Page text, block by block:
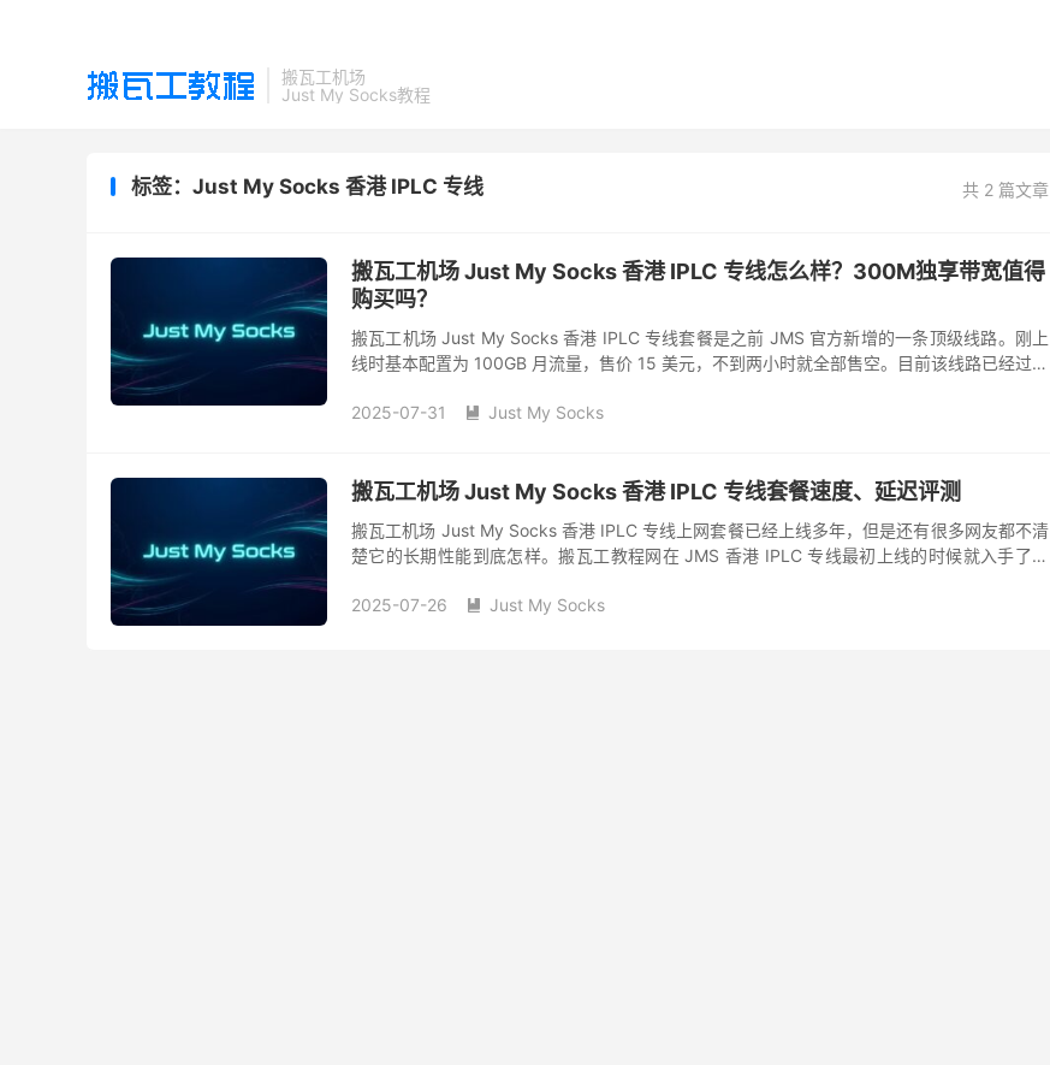
搬瓦工机场
Just My Socks教程
共 2 篇文章
标签：Just My Socks 香港 IPLC 专线
搬瓦工机场 Just My Socks 香港 IPLC 专线怎么样？300M独享带宽值得
购买吗？
搬瓦工机场 Just My Socks 香港 IPLC 专线套餐是之前 JMS 官方新增的一条顶级线路。刚上
线时基本配置为 100GB 月流量，售价 15 美元，不到两小时就全部售空。目前该线路已经过多
2025-07-31
 Just My Socks
搬瓦工机场 Just My Socks 香港 IPLC 专线套餐速度、延迟评测
搬瓦工机场 Just My Socks 香港 IPLC 专线上网套餐已经上线多年，但是还有很多网友都不清
楚它的长期性能到底怎样。搬瓦工教程网在 JMS 香港 IPLC 专线最初上线的时候就入手了一
2025-07-26
 Just My Socks